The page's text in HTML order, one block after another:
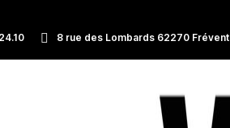
8 rue des Lombards 62270 Frévent